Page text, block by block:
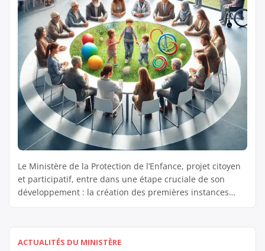
Le Ministère de la Protection de l’Enfance, projet citoyen
et participatif, entre dans une étape cruciale de son
développement : la création des premières instances
et les institutions dans un modèle démocratique […]
ACTUALITÉS DU MINISTÈRE